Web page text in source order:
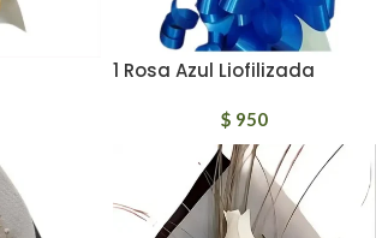
1 Rosa Azul Liofilizada
$ 950